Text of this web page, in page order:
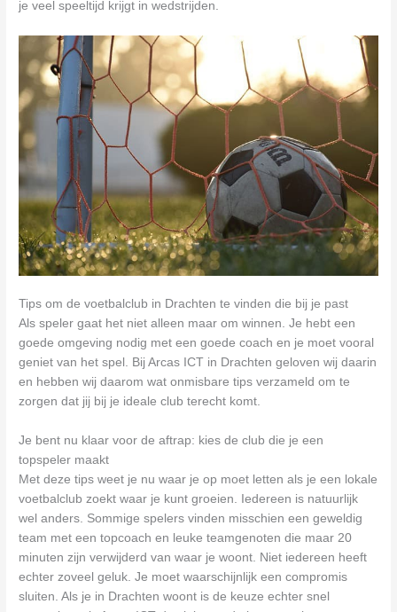
je veel speeltijd krijgt in wedstrijden.
Tips om de voetbalclub in Drachten te vinden die bij je past
Als speler gaat het niet alleen maar om winnen. Je hebt een
goede omgeving nodig met een goede coach en je moet vooral
geniet van het spel. Bij Arcas ICT in Drachten geloven wij daarin
en hebben wij daarom wat onmisbare tips verzameld om te
zorgen dat jij bij je ideale club terecht komt.
Je bent nu klaar voor de aftrap: kies de club die je een
topspeler maakt
Met deze tips weet je nu waar je op moet letten als je een lokale
voetbalclub zoekt waar je kunt groeien. Iedereen is natuurlijk
wel anders. Sommige spelers vinden misschien een geweldig
team met een topcoach en leuke teamgenoten die maar 20
minuten zijn verwijderd van waar je woont. Niet iedereen heeft
echter zoveel geluk. Je moet waarschijnlijk een compromis
sluiten. Als je in Drachten woont is de keuze echter snel